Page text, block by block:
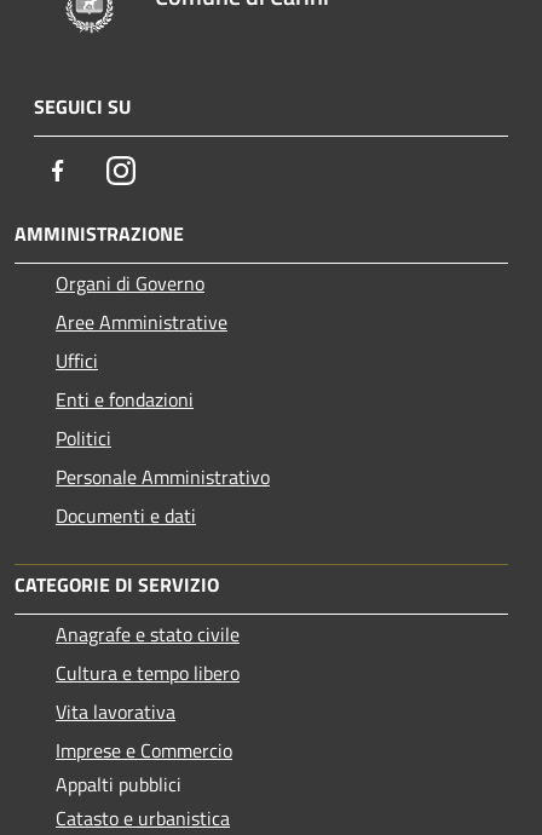
SEGUICI SU
FacebookInstagram
AMMINISTRAZIONE
Organi di Governo
Aree Amministrative
Uffici
Enti e fondazioni
Politici
Personale Amministrativo
Documenti e dati
CATEGORIE DI SERVIZIO
Anagrafe e stato civile
Cultura e tempo libero
Vita lavorativa
Imprese e Commercio
Appalti pubblici
Catasto e urbanistica